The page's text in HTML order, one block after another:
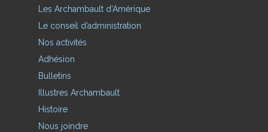
Les Archambault d’Amérique
Le conseil d’administration
Nos activités
Adhésion
Bulletins
Illustres Archambault
Histoire
Nous joindre